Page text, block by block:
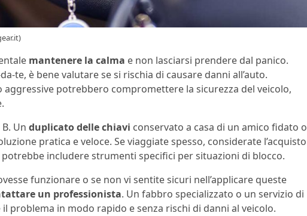
mantenere la calma e non lasciarsi prendere dal panico.
te, è bene valutare se si rischia di causare danni all’auto.
potrebbero compromettere la sicurezza del veicolo,
Un duplicato delle chiavi conservato a casa di un amico fidato o
pratica e veloce. Se viaggiate spesso, considerate l’acquisto
potrebbe includere strumenti specifici per situazioni di blocco.
funzionare o se non vi sentite sicuri nell’applicare queste
un professionista. Un fabbro specializzato o un servizio di
problema in modo rapido e senza rischi di danni al veicolo.